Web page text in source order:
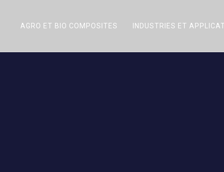
AGRO ET BIO COMPOSITES INDUSTRIES ET